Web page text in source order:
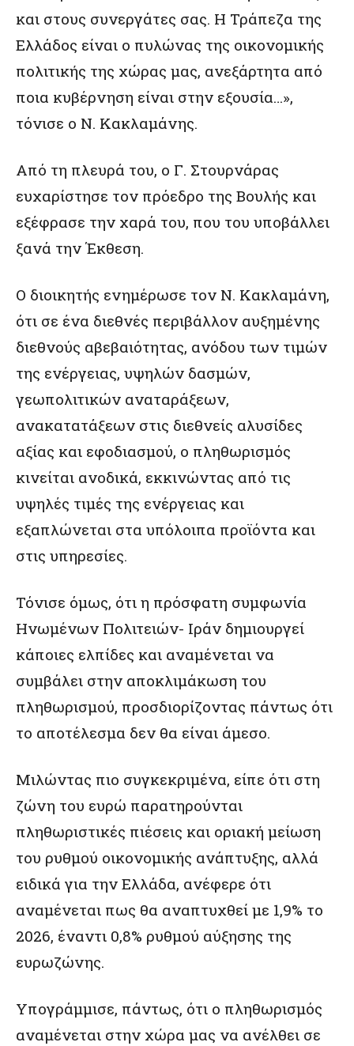
και στους συνεργάτες σας. Η Τράπεζα της
Ελλάδος είναι ο πυλώνας της οικονομικής
πολιτικής της χώρας μας, ανεξάρτητα από
ποια κυβέρνηση είναι στην εξουσία…»,
τόνισε ο Ν. Κακλαμάνης.
Από τη πλευρά του, ο Γ. Στουρνάρας
ευχαρίστησε τον πρόεδρο της Βουλής και
εξέφρασε την χαρά του, που του υποβάλλει
ξανά την Έκθεση.
Ο διοικητής ενημέρωσε τον Ν. Κακλαμάνη,
ότι σε ένα διεθνές περιβάλλον αυξημένης
διεθνούς αβεβαιότητας, ανόδου των τιμών
της ενέργειας, υψηλών δασμών,
γεωπολιτικών αναταράξεων,
ανακατατάξεων στις διεθνείς αλυσίδες
αξίας και εφοδιασμού, ο πληθωρισμός
κινείται ανοδικά, εκκινώντας από τις
υψηλές τιμές της ενέργειας και
εξαπλώνεται στα υπόλοιπα προϊόντα και
στις υπηρεσίες.
Τόνισε όμως, ότι η πρόσφατη συμφωνία
Ηνωμένων Πολιτειών- Ιράν δημιουργεί
κάποιες ελπίδες και αναμένεται να
συμβάλει στην αποκλιμάκωση του
πληθωρισμού, προσδιορίζοντας πάντως ότι
το αποτέλεσμα δεν θα είναι άμεσο.
Μιλώντας πιο συγκεκριμένα, είπε ότι στη
ζώνη του ευρώ παρατηρούνται
πληθωριστικές πιέσεις και οριακή μείωση
του ρυθμού οικονομικής ανάπτυξης, αλλά
ειδικά για την Ελλάδα, ανέφερε ότι
αναμένεται πως θα αναπτυχθεί με 1,9% το
2026, έναντι 0,8% ρυθμού αύξησης της
ευρωζώνης.
Υπογράμμισε, πάντως, ότι ο πληθωρισμός
αναμένεται στην χώρα μας να ανέλθει σε